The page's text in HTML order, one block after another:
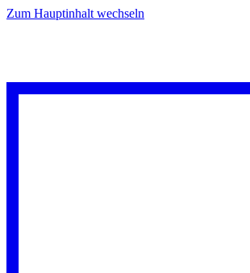
Zum Hauptinhalt wechseln